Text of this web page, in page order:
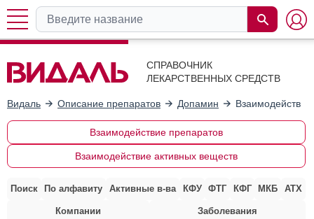
СПРАВОЧНИК
ЛЕКАРСТВЕННЫХ СРЕДСТВ
Видаль Описание препаратов Допамин
Взаимодействие препаратов
Взаимодействие активных веществ
Поиск По алфавиту Активные в-ва КФУ ФТГ КФГ МКБ АТХ
Компании Заболевания